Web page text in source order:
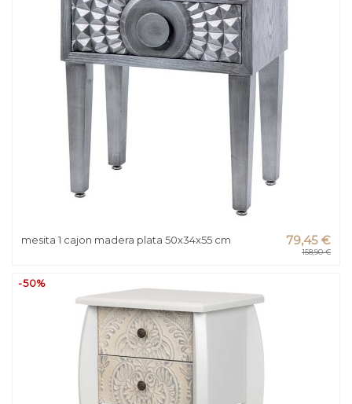
mesita 1 cajon madera plata 50x34x55 cm 79,45 €
158,90 €
-50%